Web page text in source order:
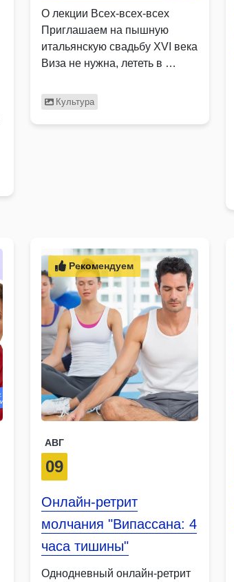
О лекции Всех-всех-всех
Приглашаем на пышную
итальянскую свадьбу XVI века
Виза не нужна, лететь в …
Культура
Рекомендуем
АВГ
09
Онлайн-ретрит
молчания "Випассана: 4
часа тишины"
Однодневный онлайн-ретрит